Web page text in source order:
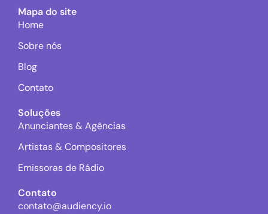
Mapa do site
Home
Sobre nós
Blog
Contato
Soluções
Anunciantes & Agências
Artistas & Compositores
Emissoras de Rádio
Contato
contato@audiency.io